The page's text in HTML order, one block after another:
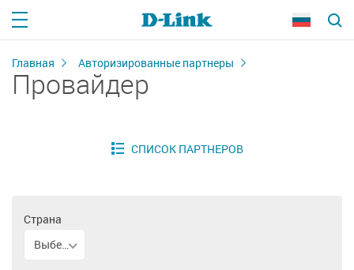
Главная Авторизированные партнеры
Провайдер
Страна
Выберите страну